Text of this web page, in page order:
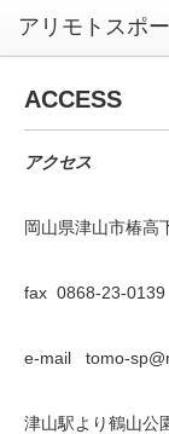
ACCESS
アクセス
岡山県津山市椿高
fax 0868-23-0139
e-mail tomo-
津山駅より鶴山公